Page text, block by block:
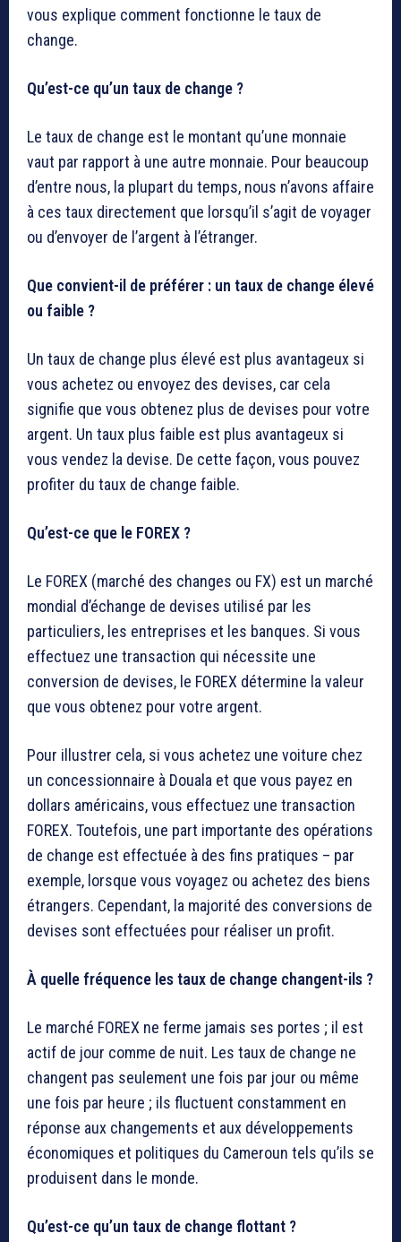
vous explique comment fonctionne le taux de
change.
Qu’est-ce qu’un taux de change ?
Le taux de change est le montant qu’une monnaie
vaut par rapport à une autre monnaie. Pour beaucoup
d’entre nous, la plupart du temps, nous n’avons affaire
à ces taux directement que lorsqu’il s’agit de voyager
ou d’envoyer de l’argent à l’étranger.
Que convient-il de préférer : un taux de change élevé
ou faible ?
Un taux de change plus élevé est plus avantageux si
vous achetez ou envoyez des devises, car cela
signifie que vous obtenez plus de devises pour votre
argent. Un taux plus faible est plus avantageux si
vous vendez la devise. De cette façon, vous pouvez
profiter du taux de change faible.
Qu’est-ce que le FOREX ?
Le FOREX (marché des changes ou FX) est un marché
mondial d’échange de devises utilisé par les
particuliers, les entreprises et les banques. Si vous
effectuez une transaction qui nécessite une
conversion de devises, le FOREX détermine la valeur
que vous obtenez pour votre argent.
Pour illustrer cela, si vous achetez une voiture chez
un concessionnaire à Douala et que vous payez en
dollars américains, vous effectuez une transaction
FOREX. Toutefois, une part importante des opérations
de change est effectuée à des fins pratiques – par
exemple, lorsque vous voyagez ou achetez des biens
étrangers. Cependant, la majorité des conversions de
devises sont effectuées pour réaliser un profit.
À quelle fréquence les taux de change changent-ils ?
Le marché FOREX ne ferme jamais ses portes ; il est
actif de jour comme de nuit. Les taux de change ne
changent pas seulement une fois par jour ou même
une fois par heure ; ils fluctuent constamment en
réponse aux changements et aux développements
économiques et politiques du Cameroun tels qu’ils se
produisent dans le monde.
Qu’est-ce qu’un taux de change flottant ?